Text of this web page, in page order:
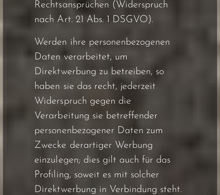
Rechtsansprüchen (Widerspruch
nach Art. 21 Abs. 1 DSGVO).
Werden ihre personenbezogenen
Daten verarbeitet, um
Direktwerbung zu betreiben, so
haben sie das recht, jederzeit
Widerspruch gegen die
Verarbeitung sie betreffender
personenbezogener Daten zum
Zwecke derartiger Werbung
einzulegen; dies gilt auch für das
Profiling, soweit es mit solcher
Direktwerbung in Verbindung steht.